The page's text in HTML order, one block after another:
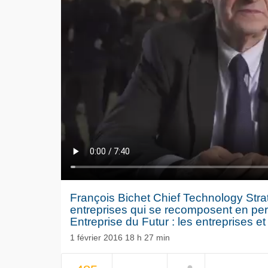
François Bichet Chief Technology
entreprises qui se recomposent en
Entreprise du Futur : les entreprises
1 février 2016 18 h 27 min